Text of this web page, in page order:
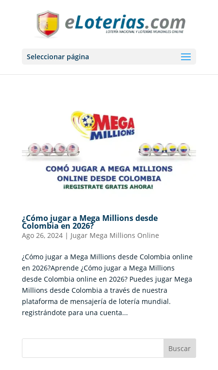
Seleccionar página
¿Cómo jugar a Mega Millions desde
Colombia en 2026?
Ago 26, 2024| Jugar Mega Millions Online
¿Cómo jugar a Mega Millions desde Colombia online
en 2026?Aprende ¿Cómo jugar a Mega Millions
desde Colombia online en 2026? Puedes jugar Mega
Millions desde Colombia a través de nuestra
plataforma de mensajería de lotería mundial.
registrándote para una cuenta...